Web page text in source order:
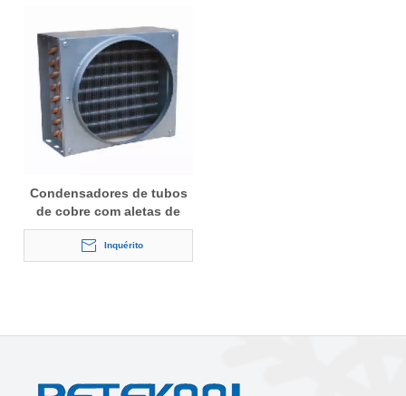
Condensadores de tubos
de cobre com aletas de
alumínio para refrigeração
Inquérito